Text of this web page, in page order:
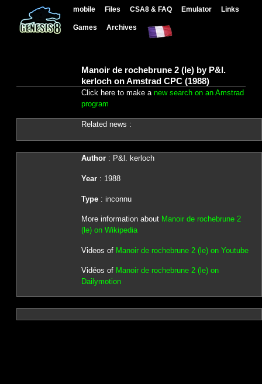
mobile Files CSA8 & FAQ Emulator Links
Games Archives
Manoir de rochebrune 2 (le) by P&l.
kerloch on Amstrad CPC (1988)
Click here to make a new search on an Amstrad
program
Related news :
Author: P&l. kerloch
Year: 1988
Type: inconnu
More information about Manoir de rochebrune 2
(le) on Wikipedia
Videos of Manoir de rochebrune 2 (le) on Youtube
Vidéos of Manoir de rochebrune 2 (le) on
Dailymotion